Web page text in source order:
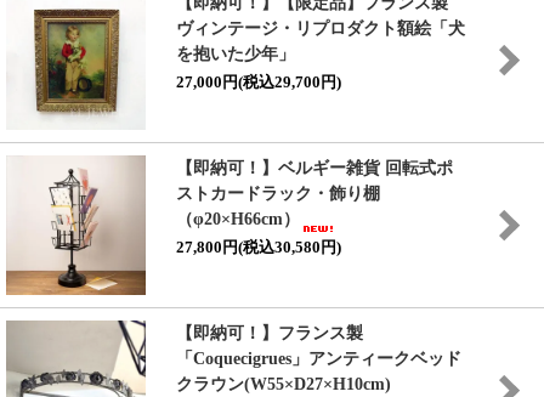
ヴィンテージ・リプロダクト額絵「犬
を抱いた少年」
27,000円(税込29,700円)
【即納可！】ベルギー雑貨 回転式ポ
ストカードラック・飾り棚
（φ20×H66cm）
27,800円(税込30,580円)
【即納可！】フランス製
「Coquecigrues」アンティークベッド
クラウン(W55×D27×H10cm)